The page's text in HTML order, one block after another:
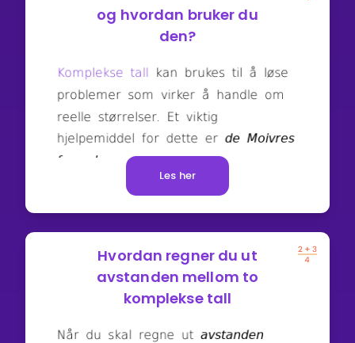
og hvordan bruker du
den?
Les her
Hvordan regner du ut
avstanden mellom to
komplekse tall